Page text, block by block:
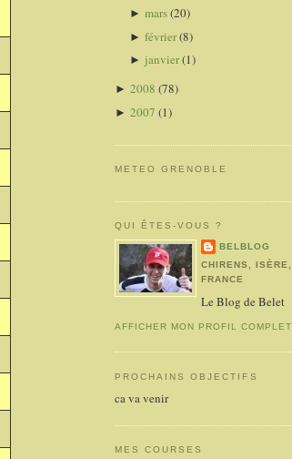
► mars(20)
► février(8)
► janvier(1)
► 2008 (78)
► 2007 (1)
METEO GRENOBLE
QUI ÊTES-VOUS ?
BELBLOG
CHIRENS, ISÈRE,
FRANCE
Le Blog de Belet
AFFICHER MON PROFIL COMPLET
PROCHAINS OBJECTIFS
ca va venir
MES COURSES